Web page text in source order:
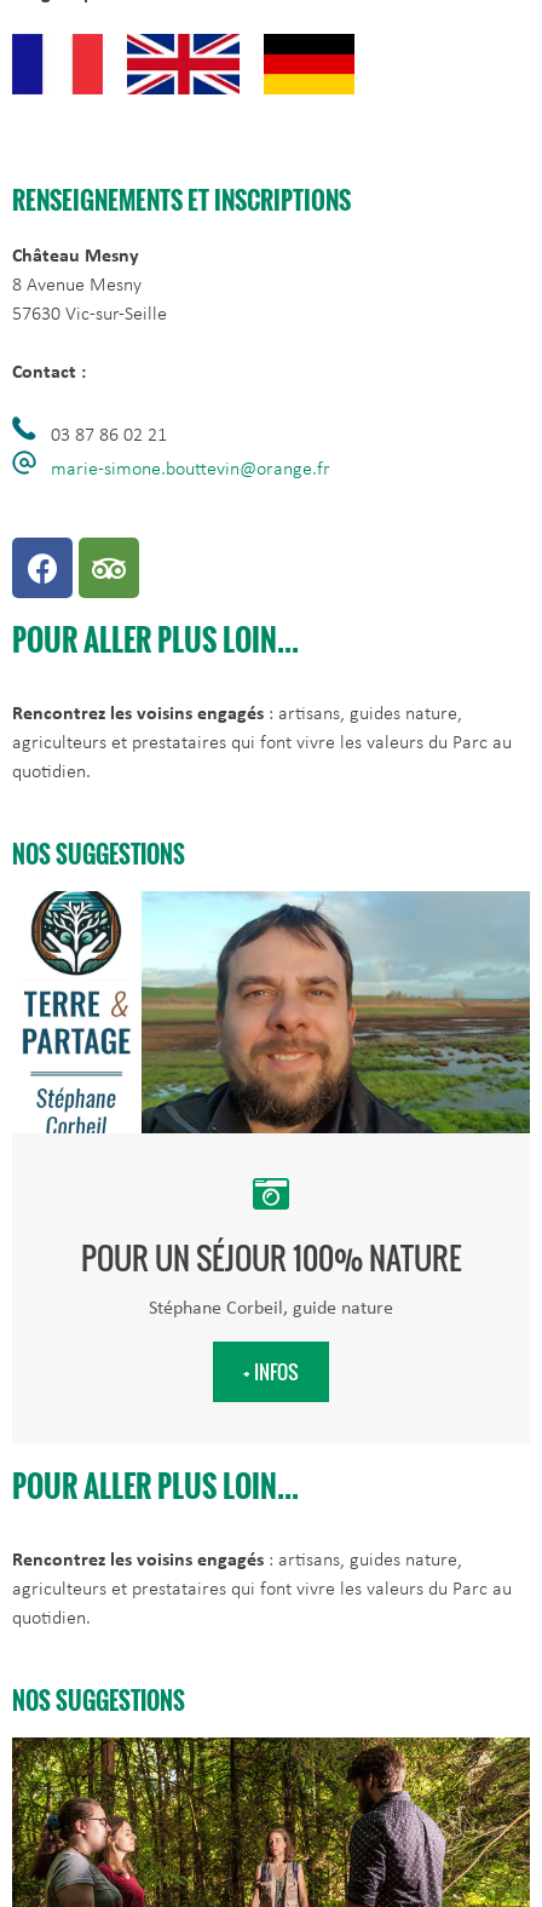
RENSEIGNEMENTS ET INSCRIPTIONS
Château Mesny
8 Avenue Mesny
57630 Vic-sur-Seille
Contact :
03 87 86 02 21
marie-simone.bouttevin@orange.fr
POUR ALLER PLUS LOIN...
Rencontrez les voisins engagés : artisans, guides nature,
agriculteurs et prestataires qui font vivre les valeurs du Parc au
quotidien.
NOS SUGGESTIONS
POUR UN SÉJOUR 100% NATURE
Stéphane Corbeil, guide nature
+ INFOS
POUR ALLER PLUS LOIN...
Rencontrez les voisins engagés : artisans, guides nature,
agriculteurs et prestataires qui font vivre les valeurs du Parc au
quotidien.
NOS SUGGESTIONS